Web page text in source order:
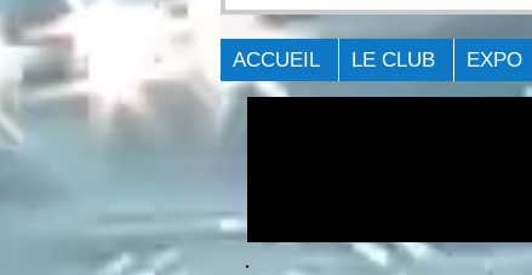
L'ÉVÉNEMENT Big Bass
Challenge - Cornwall 2021.
ACCUEIL LE CLUB EXPO